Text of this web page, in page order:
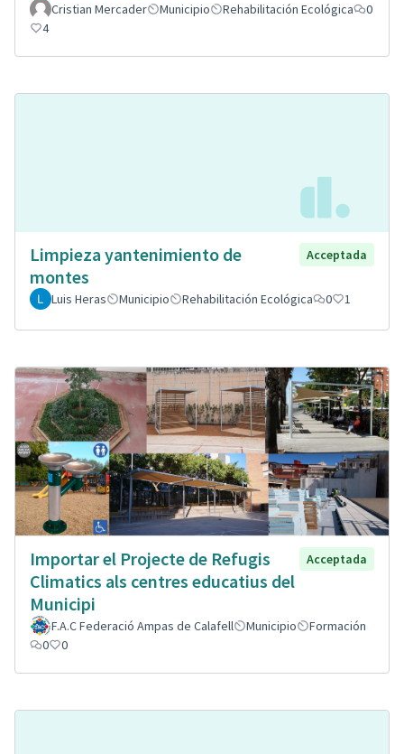
Cristian Mercader Municipio Rehabilitación Ecológica
0
4
Limpieza yantenimiento de
montes
Acceptada
Luis Heras Municipio Rehabilitación Ecológica 0 1
Importar el Projecte de Refugis
Climatics als centres educatius del
Municipi
Acceptada
F.A.C Federació Ampas de Calafell Municipio
Formación
0
0